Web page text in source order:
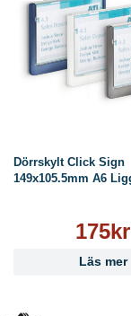
Dörrskylt Click Sign
149x105.5mm A6
175kr
Läs mer